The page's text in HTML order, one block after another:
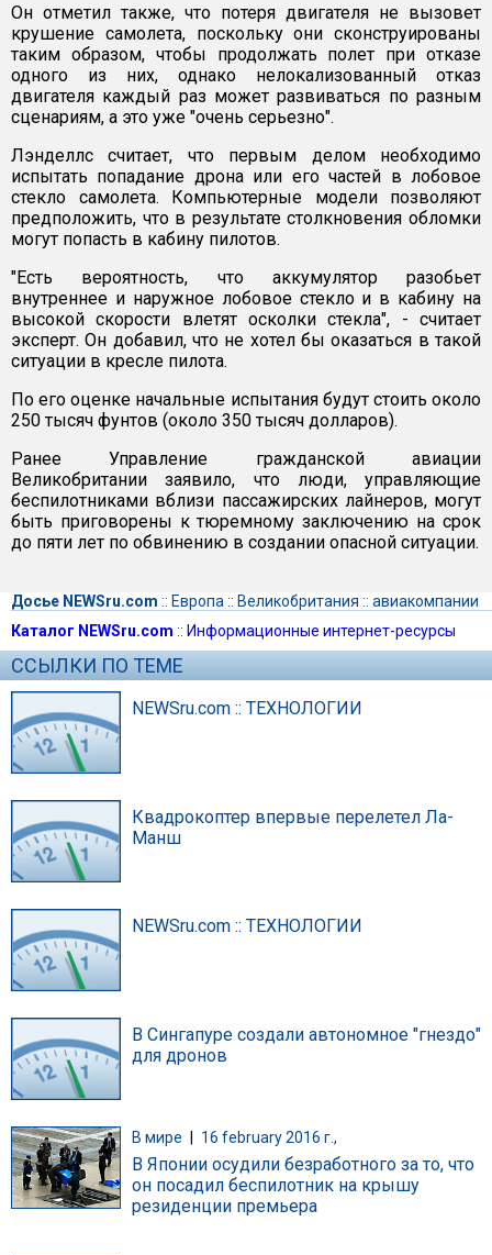
Он отметил также, что потеря двигателя не вызовет
крушение самолета, поскольку они сконструированы
таким образом, чтобы продолжать полет при отказе
одного из них, однако нелокализованный отказ
двигателя каждый раз может развиваться по разным
сценариям, а это уже "очень серьезно".
Лэнделлс считает, что первым делом необходимо
испытать попадание дрона или его частей в лобовое
стекло самолета. Компьютерные модели позволяют
предположить, что в результате столкновения обломки
могут попасть в кабину пилотов.
"Есть вероятность, что аккумулятор разобьет
внутреннее и наружное лобовое стекло и в кабину на
высокой скорости влетят осколки стекла", - считает
эксперт. Он добавил, что не хотел бы оказаться в такой
ситуации в кресле пилота.
По его оценке начальные испытания будут стоить около
250 тысяч фунтов (около 350 тысяч долларов).
Ранее Управление гражданской авиации
Великобритании заявило, что люди, управляющие
беспилотниками вблизи пассажирских лайнеров, могут
быть приговорены к тюремному заключению на срок
до пяти лет по обвинению в создании опасной ситуации.
Досье NEWSru.com :: Европа :: Великобритания :: авиакомпании
Каталог NEWSru.com :: Информационные интернет-ресурсы
ССЫЛКИ ПО ТЕМЕ
NEWSru.com :: ТЕХНОЛОГИИ
Квадрокоптер впервые перелетел Ла-
Манш
NEWSru.com :: ТЕХНОЛОГИИ
В Сингапуре создали автономное "гнездо"
для дронов
В мире | 16 february 2016 г.,
В Японии осудили безработного за то, что
он посадил беспилотник на крышу
резиденции премьера